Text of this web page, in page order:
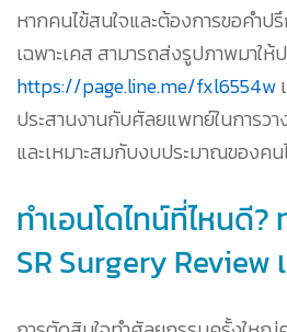
หากคนไข้สนใจและต้องการขอคำป
เฉพาะเคส สามารถส่งรูปภาพมาให้
https://page.line.me/fxl6554w
ประสานงานกับศัลยแพทย์ในการว
และเหมาะสมกับงบประมาณของคน
ทำเอนโดไทน์ที่ไหนดี?
SR Surgery Review